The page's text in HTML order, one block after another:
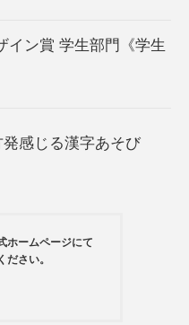
イン賞 学生部門《学生
感じる漢字あそび
ホームページにて
ださい。